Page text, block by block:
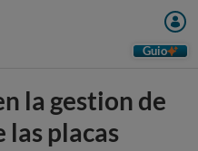
Guio
la gestion de
las placas